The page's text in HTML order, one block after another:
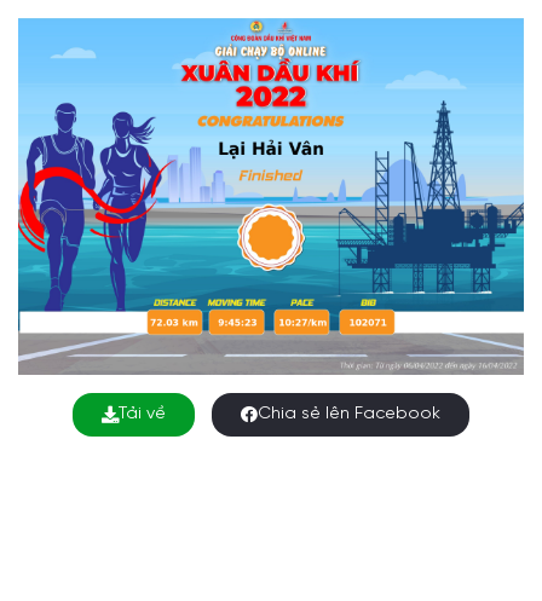
Tải về Chia sẻ lên Facebook